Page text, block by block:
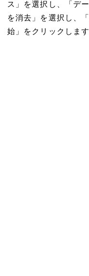
ス」を選択し、「デ
を消去」を選択し、
始」をクリックします